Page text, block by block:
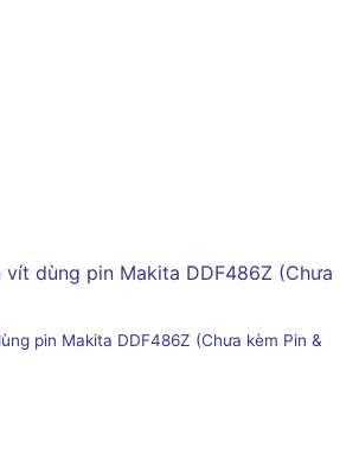
pin Makita DDF486Z (Chưa kèm Pin &